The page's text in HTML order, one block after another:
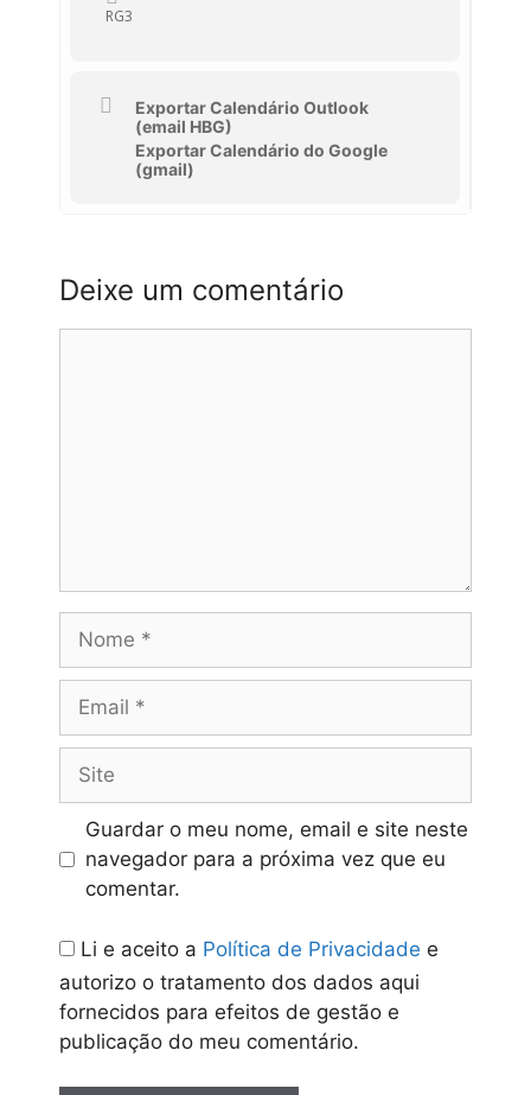
RG3
Exportar Calendário Outlook
(email HBG)
Exportar Calendário do Google
(gmail)
Deixe um comentário
Nome
Email
Site
Guardar o meu nome, email e site neste
navegador para a próxima vez que eu
comentar.
Li e aceito a Política de Privacidade e
autorizo o tratamento dos dados aqui
fornecidos para efeitos de gestão e
publicação do meu comentário.